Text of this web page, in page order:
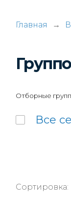
Главная →
Отборные
Все
Сортировка: